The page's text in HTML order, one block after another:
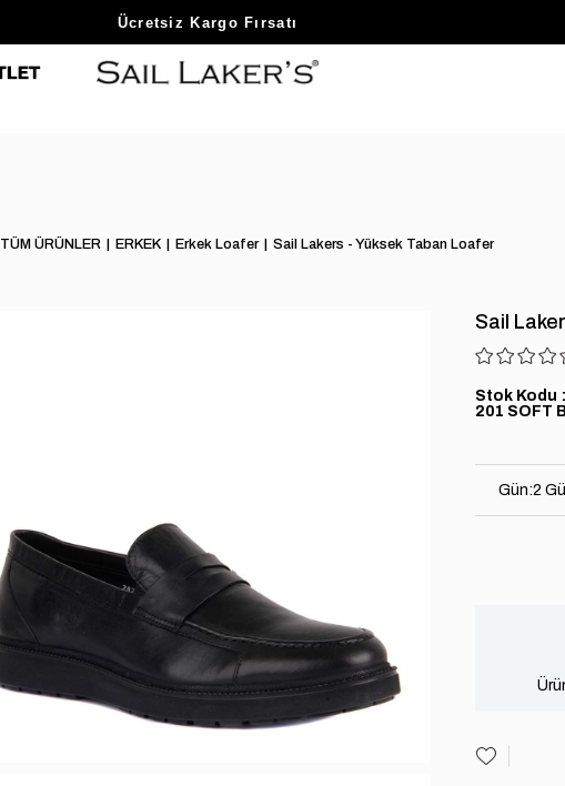
Sezon Sonu Fırsatlarını Keşfet
Ücretsiz Kargo Fırsatı
TÜM ÜRÜNLER ERKEK Erkek Loafer Sail Lakers - Yüksek Taban Loafer
Sail
Stok Kodu
201 SOFT
Gün:2